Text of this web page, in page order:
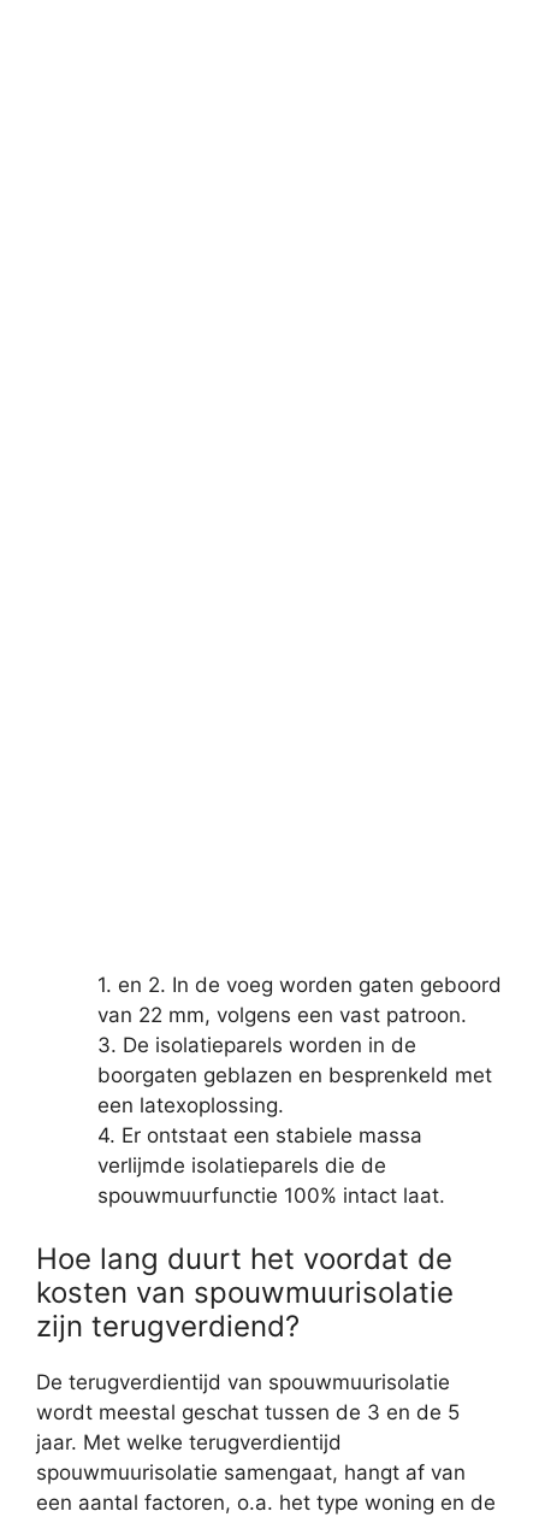
1. en 2. In de voeg worden gaten geboord
van 22 mm, volgens een vast patroon.
3. De isolatieparels worden in de
boorgaten geblazen en besprenkeld met
een latexoplossing.
4. Er ontstaat een stabiele massa
verlijmde isolatieparels die de
spouwmuurfunctie 100% intact laat.
Hoe lang duurt het voordat de
kosten van spouwmuurisolatie
zijn terugverdiend?
De terugverdientijd van spouwmuurisolatie
wordt meestal geschat tussen de 3 en de 5
jaar. Met welke terugverdientijd
spouwmuurisolatie samengaat, hangt af van
een aantal factoren, o.a. het type woning en de